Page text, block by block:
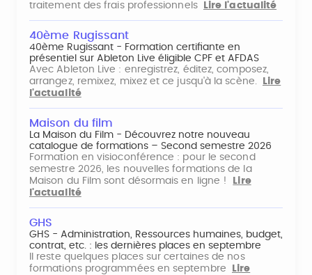
traitement des frais professionnels
Lire l'actualité
40ème Rugissant
40ème Rugissant - Formation certifiante en
présentiel sur Ableton Live éligible CPF et AFDAS
Avec Ableton Live : enregistrez, éditez, composez,
arrangez, remixez, mixez et ce jusqu'à la scène.
Lire
l'actualité
Maison du film
La Maison du Film - Découvrez notre nouveau
catalogue de formations – Second semestre 2026
Formation en visioconférence : pour le second
semestre 2026, les nouvelles formations de la
Maison du Film sont désormais en ligne !
Lire
l'actualité
GHS
GHS - Administration, Ressources humaines, budget,
contrat, etc. : les dernières places en septembre
Il reste quelques places sur certaines de nos
formations programmées en septembre
Lire